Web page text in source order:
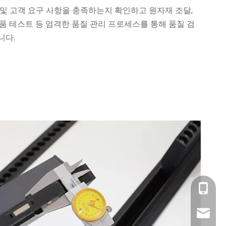
고객 요구 사항을 충족하는지 확인하고 원자재 조달,
테스트 등 엄격한 품질 관리 프로세스를 통해 품질 검
다.
+86-